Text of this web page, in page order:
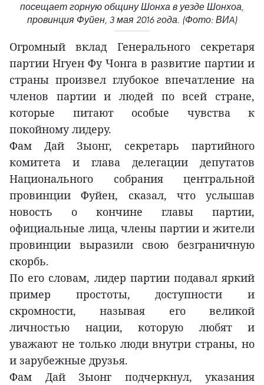
посещает горную общину Шонха в уезде Шонхоа,
провинция Фуйен, 3 мая 2016 года. (Фото: ВИA)
Огромный вклад Генерального секретаря
партии Нгуен Фу Чонга в развитие партии и
страны произвел глубокое впечатление на
членов партии и людей по всей стране,
которые питают особые чувства к
покойному лидеру.
Фам Дай Зыонг, секретарь партийного
комитета и глава делегации депутатов
Национального собрания центральной
провинции Фуйен, сказал, что услышав
новость о кончине главы партии,
официальные лица, члены партии и жители
провинции выразили свою безграничную
скорбь.
По его словам, лидер партии подавал яркий
пример простоты, доступности и
скромности, называя его великой
личностью нации, которую любят и
уважают не только люди внутри страны, но
и зарубежные друзья.
Фам Дай Зыонг подчеркнул, указания